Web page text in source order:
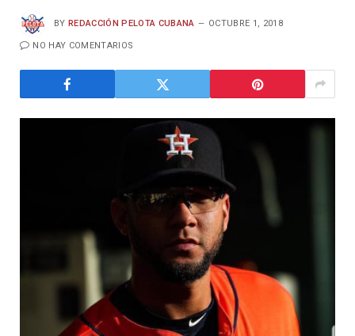
BY REDACCIÓN PELOTA CUBANA OCTUBRE 1, 2018
NO HAY COMENTARIOS